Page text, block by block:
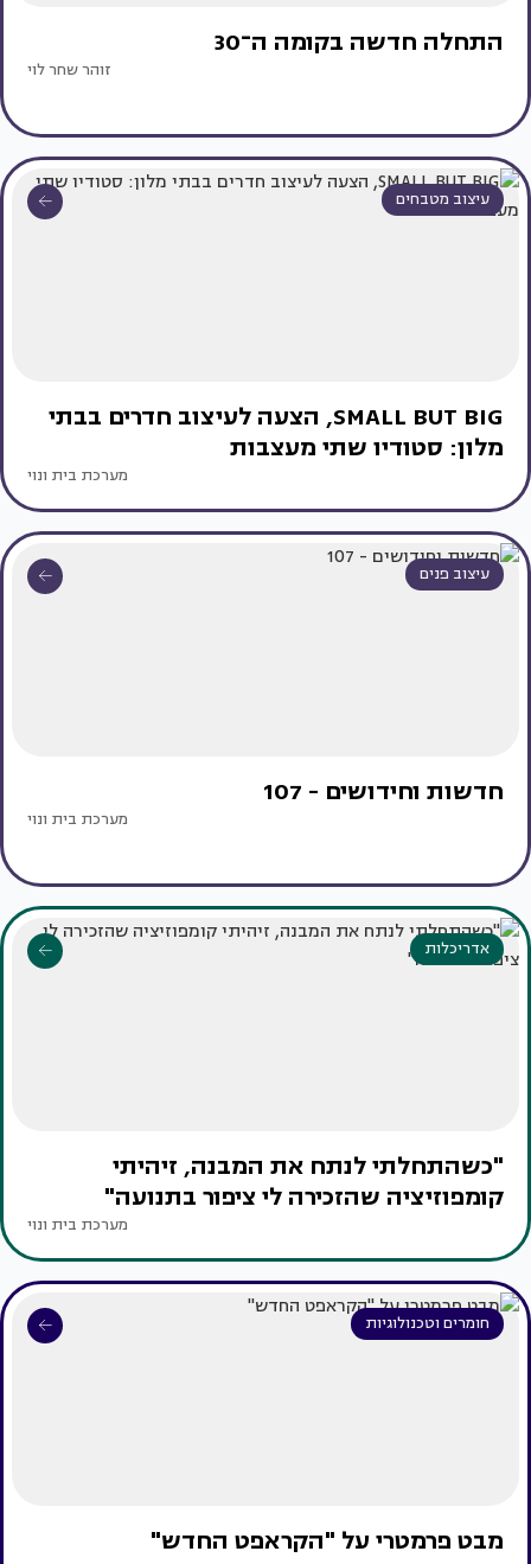
התחלה חדשה בקומה ה־30
זוהר שחר לוי
עיצוב מטבחים
SMALL BUT BIG, הצעה לעיצוב חדרים בבתי
מלון: סטודיו שתי מעצבות
מערכת בית ונוי
עיצוב פנים
חדשות וחידושים - 107
מערכת בית ונוי
אדריכלות
"כשהתחלתי לנתח את המבנה, זיהיתי
קומפוזיציה שהזכירה לי ציפור בתנועה"
מערכת בית ונוי
חומרים וטכנולוגיות
מבט פרמטרי על "הקראפט החדש"